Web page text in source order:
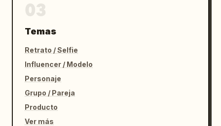
Temas
Retrato / Selfie
Influencer / Modelo
Personaje
Grupo / Pareja
Producto
Ver más